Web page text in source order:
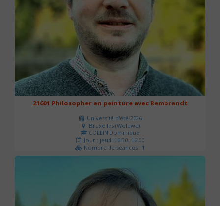
21601 Philosopher en peinture avec Rembrandt
Université d'été 2026
Bruxelles (Woluwé)
COLLIN Dominique
Jour : jeudi 10:30- 16:00
Nombre de séances : 1
40 €